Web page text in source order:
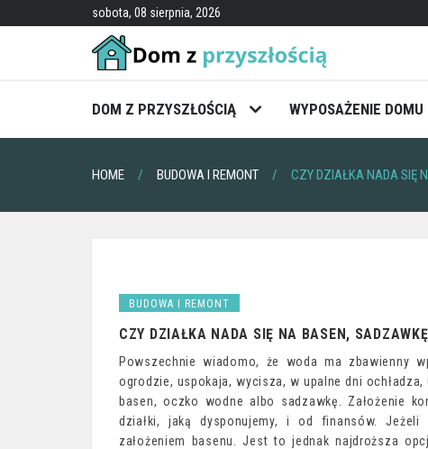
sobota, 08 sierpnia, 2026
DOM Z PRZYSZŁOŚCIĄ WYPOSAŻENIE DOMU
HOME BUDOWA I REMONT CZY DZIAŁKA NADA SIĘ
BUDOWA I REMONT
CZY DZIAŁKA NADA SIĘ NA BASEN,
Powszechnie wiadomo, że woda ma zbawienny
ogrodzie, uspokaja, wycisza, w upalne dni
basen, oczko wodne albo sadzawkę. Założenie
działki, jaką dysponujemy, i od finansów.
założeniem basenu. Jest to jednak najdroższa